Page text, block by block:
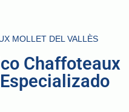
MOLLET DEL VALLÈS
Chaffoteaux